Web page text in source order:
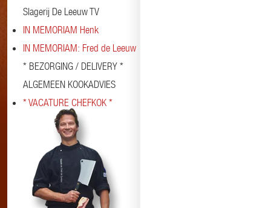
Slagerij De Leeuw TV
IN MEMORIAM Henk
IN MEMORIAM: Fred de Leeuw
* BEZORGING / DELIVERY *
ALGEMEEN KOOKADVIES
* VACATURE CHEFKOK *